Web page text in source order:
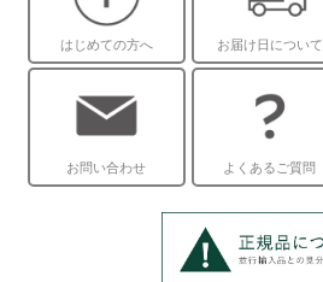
はじめての方へ お届け日について
お問い合わせ よくあるご質問